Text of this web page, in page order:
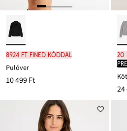
8924 Ft FINED kóddal
Pulóver
10 499 Ft
20
24